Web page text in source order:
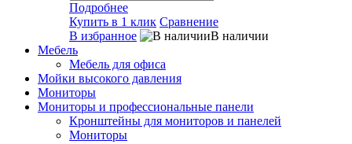
Подробнее
Купить в 1 клик Сравнение
В избранное
В наличии
Мебель
Мебель для офиса
Мойки высокого давления
Мониторы
Мониторы и профессиональные панели
Кронштейны для мониторов и панелей
Мониторы